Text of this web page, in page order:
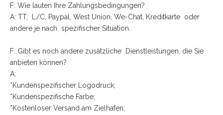
F: Wie lauten Ihre Zahlungsbedingungen?
A: TT, L/C, Paypal, West Union, We-Chat, Kreditkarte oder
andere je nach spezifischer Situation.
F: Gibt es noch andere zusätzliche Dienstleistungen, die Sie
anbieten können?
A:
*Kundenspezifischer Logodruck;
*Kundenspezifische Farbe;
*Kostenloser Versand am Zielhafen;